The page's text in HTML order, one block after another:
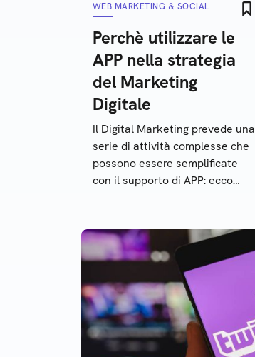
WEB MARKETING & SOCIAL
Perchè utilizzare le
APP nella strategia
del Marketing
Digitale
Il Digital Marketing prevede una
serie di attività complesse che
possono essere semplificate
con il supporto di APP: ecco